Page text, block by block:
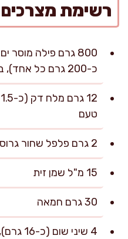
רשימת מצרכים
כ-200 גרם כל אחד), בעובי 2–3 ס"מ
טעם
2 גרם פלפל שחור גרוס טרי
15 מ"ל שמן זית
30 גרם חמאה
4 שיני שום (כ-16 גרם), מעוכות קלות